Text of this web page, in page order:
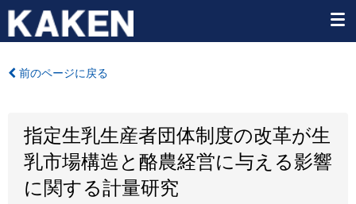
前のページに戻る
指定生乳生産者団体制度の改革が生
乳市場構造と酪農経営に与える影響
に関する計量研究